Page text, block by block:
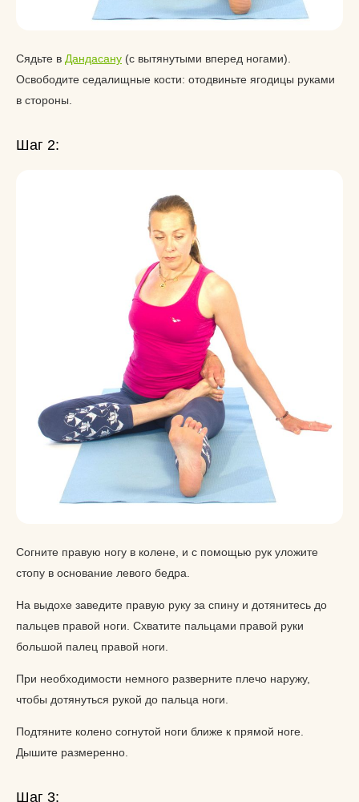
Сядьте в Дандасану (с вытянутыми вперед ногами).
Освободите седалищные кости: отодвиньте ягодицы руками
в стороны.
Шаг 2:
Согните правую ногу в колене, и с помощью рук уложите
стопу в основание левого бедра.
На выдохе заведите правую руку за спину и дотянитесь до
пальцев правой ноги. Схватите пальцами правой руки
большой палец правой ноги.
При необходимости немного разверните плечо наружу,
чтобы дотянуться рукой до пальца ноги.
Подтяните колено согнутой ноги ближе к прямой ноге.
Дышите размеренно.
Шаг 3: